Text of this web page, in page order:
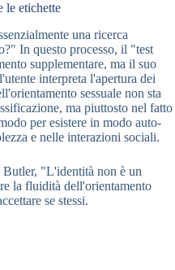
le etichette
una ricerca
In questo processo, il "test
supplementare, ma il suo
interpreta l'apertura dei
sessuale non sta
ma piuttosto nel fatto
per esistere in modo auto-
e nelle interazioni sociali.
Butler, "L'identità non è un
la fluidità dell'orientamento
se stessi.